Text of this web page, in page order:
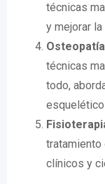
técnicas
y mejorar
Osteopatía
técnicas
todo,
clínicos y